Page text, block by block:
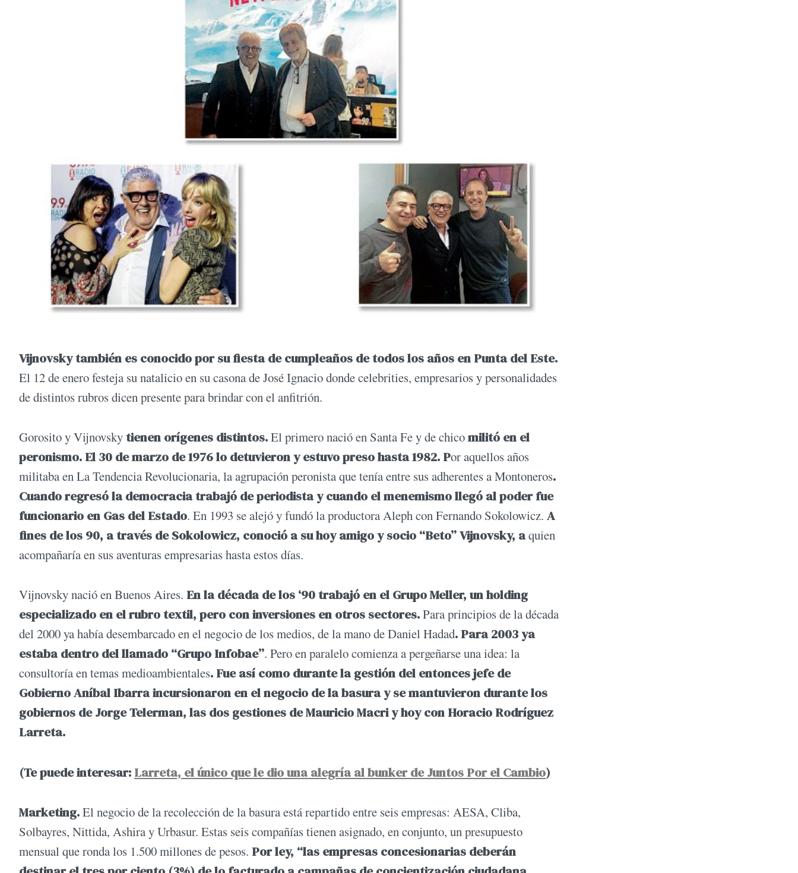
Vijnovsky también es conocido por su fiesta de cumpleaños de todos los años en Punta del Este.
El 12 de enero festeja su natalicio en su casona de José Ignacio donde celebrities, empresarios y personalidades
de distintos rubros dicen presente para brindar con el anfitrión.
Gorosito y Vijnovskytienen orígenes distintos.El primero nació en Santa Fe y de chicomilitó en el
peronismo. El 30 de marzo de 1976 lo detuvieron y estuvo preso hasta 1982. Por aquellos años
militaba en La Tendencia Revolucionaria, la agrupación peronista que tenía entre sus adherentes a Montoneros.
Cuando regresó la democracia trabajó de periodista y cuando el menemismo llegó al poder fue
funcionario en Gas del Estado. En 1993 se alejó y fundó la productora Aleph con Fernando Sokolowicz. A
fines de los 90, a través de Sokolowicz, conoció a su hoy amigo y socio “Beto” Vijnovsky, aquien
acompañaría en sus aventuras empresarias hasta estos días.
Vijnovsky nació en Buenos Aires. En la década de los ‘90 trabajó en el Grupo Meller, un holding
especializado en el rubro textil, pero con inversiones en otros sectores.Para principios de la década
del 2000 ya había desembarcado en el negocio de los medios, de la mano de Daniel Hadad. Para 2003 ya
estaba dentro del llamado “Grupo Infobae”. Pero en paralelo comienza a pergeñarse una idea: la
consultoría en temas medioambientales. Fue así como durante la gestión del entonces jefe de
Gobierno Aníbal Ibarra incursionaron en el negocio de la basura y se mantuvieron durante los
gobiernos de Jorge Telerman, las dos gestiones de Mauricio Macri y hoy con Horacio Rodríguez
Larreta.
(Te puede interesar: Larreta, el único que le dio una alegría al bunker de Juntos Por el Cambio)
Marketing.El negocio de la recolección de la basura está repartido entre seis empresas: AESA, Cliba,
Solbayres, Nittida, Ashira y Urbasur. Estas seis compañías tienen asignado, en conjunto, un presupuesto
mensual que ronda los 1.500 millones de pesos. Por ley, “las empresas concesionarias deberán